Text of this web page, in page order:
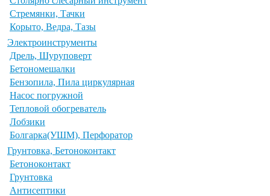
Стремянки, Тачки
Корыто, Ведра, Тазы
Электроинструменты
Дрель, Шуруповерт
Бетономешалки
Бензопила, Пила циркулярная
Насос погружной
Тепловой обогреватель
Лобзики
Болгарка(УШМ), Перфоратор
Грунтовка, Бетоноконтакт
Бетоноконтакт
Грунтовка
Антисептики